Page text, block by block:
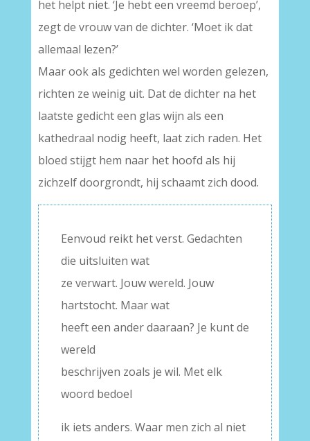
het helpt niet. ‘Je hebt een vreemd beroep’,
zegt de vrouw van de dichter. ‘Moet ik dat
allemaal lezen?’
Maar ook als gedichten wel worden gelezen,
richten ze weinig uit. Dat de dichter na het
laatste gedicht een glas wijn als een
kathedraal nodig heeft, laat zich raden. Het
bloed stijgt hem naar het hoofd als hij
zichzelf doorgrondt, hij schaamt zich dood.
Eenvoud reikt het verst. Gedachten
die uitsluiten wat
ze verwart. Jouw wereld. Jouw
hartstocht. Maar wat
heeft een ander daaraan? Je kunt de
wereld
beschrijven zoals je wil. Met elk
woord bedoel
ik iets anders. Waar men zich al niet